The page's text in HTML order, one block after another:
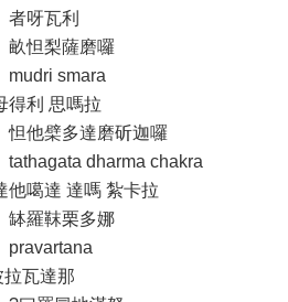
呀瓦利
怛梨薩磨囉
smara
思嗎拉
檗多達磨斫迦囉
dharma chakra
達 達嗎 紮卡拉
羅靺栗多娜
瓦達那